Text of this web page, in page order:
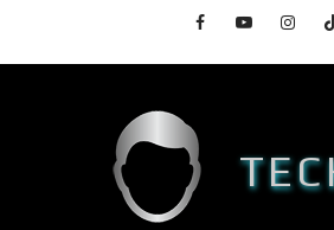
content
FacebookYouTube